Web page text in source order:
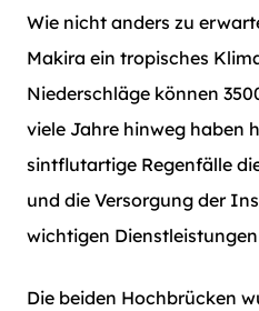
Wie nicht anders zu
Makira ein tropisches
Niederschläge können
viele Jahre hinweg haben
sintflutartige Regenfälle
und die Versorgung der
wichtigen
Die beiden Hochbrücken